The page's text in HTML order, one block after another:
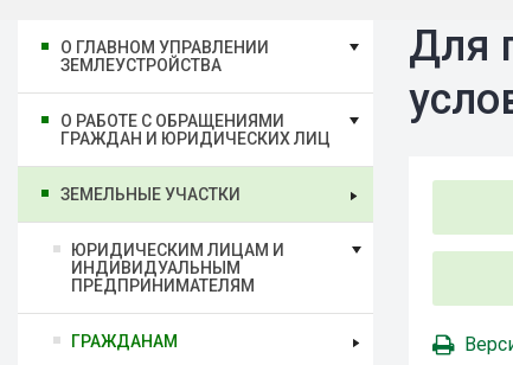
О ГЛАВНОМ УПРАВЛЕНИИ
ЗЕМЛЕУСТРОЙСТВА
О РАБОТЕ С ОБРАЩЕНИЯМИ
ГРАЖДАН И ЮРИДИЧЕСКИХ ЛИЦ
ЗЕМЕЛЬНЫЕ УЧАСТКИ
ЮРИДИЧЕСКИМ ЛИЦАМ И
ИНДИВИДУАЛЬНЫМ
ПРЕДПРИНИМАТЕЛЯМ
ГРАЖДАНАМ
Для